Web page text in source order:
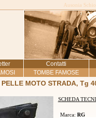
Ausonia
Contatti
TOMBE FAMOSE
MOTO STRADA, Tg
SCHEDA
Marca: RG